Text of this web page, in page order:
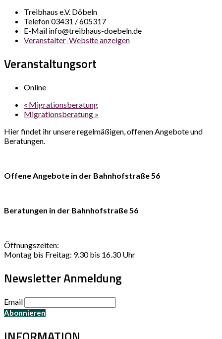
Treibhaus e.V. Döbeln
Telefon03431 / 605317
E-Mail info@treibhaus-doebeln.de
Veranstalter-Website anzeigen
Veranstaltungsort
Online
« Migrationsberatung
Migrationsberatung »
Hier findet ihr unsere regelmäßigen, offenen Angebote und
Beratungen.
Offene Angebote in der Bahnhofstraße 56
Beratungen in der Bahnhofstraße 56
Öffnungszeiten:
Montag bis Freitag: 9.30 bis 16.30 Uhr
Newsletter Anmeldung
Email